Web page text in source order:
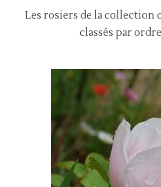
Les rosiers de la collection
classés par